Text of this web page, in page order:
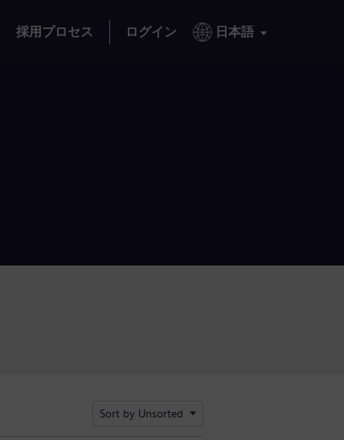
採用プロセス ログイン 日本語
Sort by Unsorted